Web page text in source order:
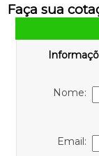
Faça sua
Nome:
Email: